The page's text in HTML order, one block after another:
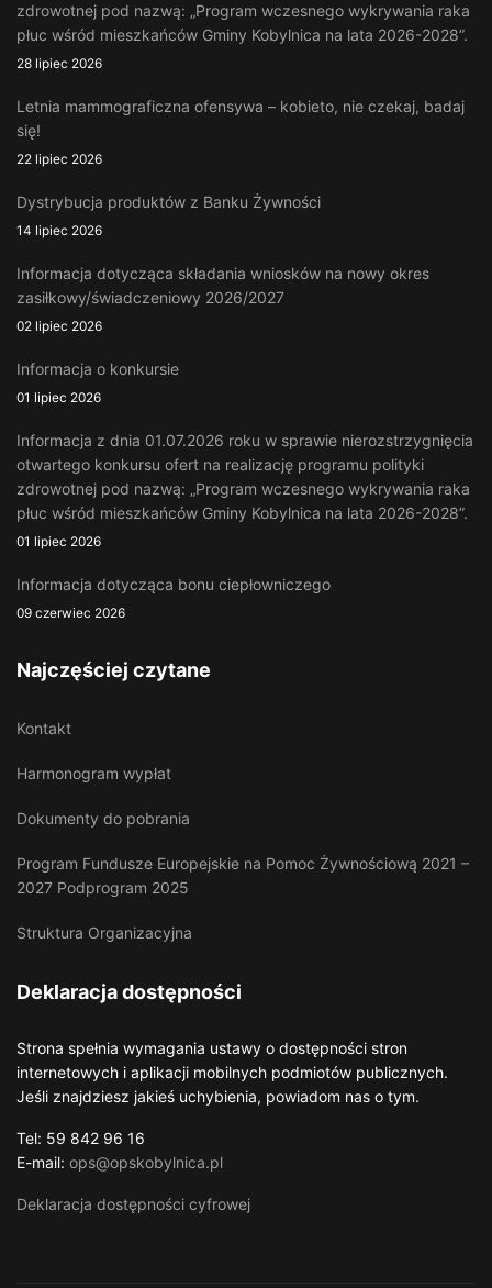
zdrowotnej pod nazwą: „Program wczesnego wykrywania raka
płuc wśród mieszkańców Gminy Kobylnica na lata 2026-2028”.
28 lipiec 2026
Letnia mammograficzna ofensywa – kobieto, nie czekaj, badaj
się!
22 lipiec 2026
Dystrybucja produktów z Banku Żywności
14 lipiec 2026
Informacja dotycząca składania wniosków na nowy okres
zasiłkowy/świadczeniowy 2026/2027
02 lipiec 2026
Informacja o konkursie
01 lipiec 2026
Informacja z dnia 01.07.2026 roku w sprawie nierozstrzygnięcia
otwartego konkursu ofert na realizację programu polityki
zdrowotnej pod nazwą: „Program wczesnego wykrywania raka
płuc wśród mieszkańców Gminy Kobylnica na lata 2026-2028”.
01 lipiec 2026
Informacja dotycząca bonu ciepłowniczego
09 czerwiec 2026
Najczęściej czytane
Kontakt
Harmonogram wypłat
Dokumenty do pobrania
Program Fundusze Europejskie na Pomoc Żywnościową 2021 –
2027 Podprogram 2025
Struktura Organizacyjna
Deklaracja dostępności
Strona spełnia wymagania ustawy o dostępności stron
internetowych i aplikacji mobilnych podmiotów publicznych.
Jeśli znajdziesz jakieś uchybienia, powiadom nas o tym.
Tel: 59 842 96 16
E-mail: ops@opskobylnica.pl
Deklaracja dostępności cyfrowej